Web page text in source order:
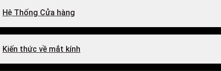
Hệ Thống Cửa hàng
Kiến thức về mắt kính